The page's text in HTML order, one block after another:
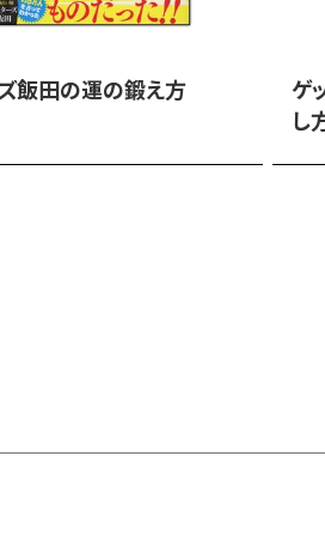
飯田の運の鍛え方
ゲ
し